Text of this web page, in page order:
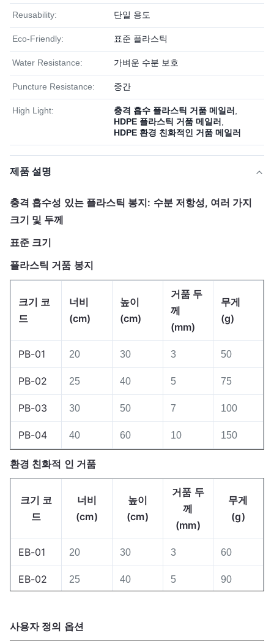
Reusability: 단일 용도
Eco-Friendly: 표준 플라스틱
Water Resistance: 가벼운 수분 보호
Puncture Resistance: 중간
High Light: 충격 흡수 플라스틱 거품 메일러
HDPE 플라스틱 거품 메일러
HDPE 환경 친화적인 거품 메일러
제품 설명
충격 흡수성 있는 플라스틱 봉지: 수분 저항성, 여러 가지
크기 및 두께
표준 크기
플라스틱 거품 봉지
크기 코
드
너비
(cm)
높이
(cm)
거품 두
께
(mm)
무게
(g)
PB-01 20 30 3 50
PB-02 25 40 5 75
PB-03 30 50 7 100
PB-04 40 60 10 150
환경 친화적 인 거품
크기 코
드
너비
(cm)
높이
(cm)
거품 두
께
(mm)
무게
(g)
EB-01 20 30 3 60
EB-02 25 40 5 90
EB-04 40
사용자 정의 옵션